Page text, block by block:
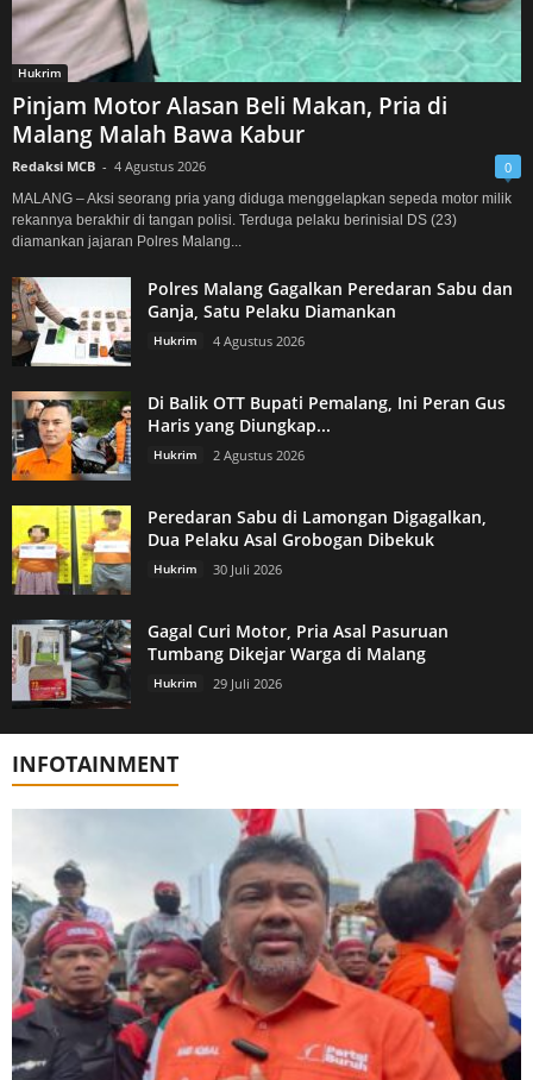
Hukrim
Pinjam Motor Alasan Beli Makan, Pria di
Malang Malah Bawa Kabur
Redaksi MCB - 4 Agustus 2026 0
MALANG – Aksi seorang pria yang diduga menggelapkan sepeda motor milik
rekannya berakhir di tangan polisi. Terduga pelaku berinisial DS (23)
diamankan jajaran Polres Malang...
Polres Malang Gagalkan Peredaran Sabu dan
Ganja, Satu Pelaku Diamankan
Hukrim 4 Agustus 2026
Di Balik OTT Bupati Pemalang, Ini Peran Gus
Haris yang Diungkap...
Hukrim 2 Agustus 2026
Peredaran Sabu di Lamongan Digagalkan,
Dua Pelaku Asal Grobogan Dibekuk
Hukrim 30 Juli 2026
Gagal Curi Motor, Pria Asal Pasuruan
Tumbang Dikejar Warga di Malang
Hukrim 29 Juli 2026
INFOTAINMENT